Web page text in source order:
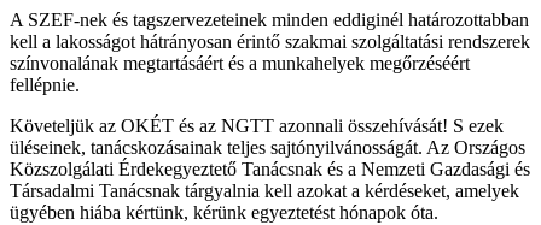
A SZEF-nek és tagszervezeteinek minden eddiginél határozottabban
kell a lakosságot hátrányosan érintő szakmai szolgáltatási rendszerek
színvonalának megtartásáért és a munkahelyek megőrzéséért
fellépnie.
Követeljük az OKÉT és az NGTT azonnali összehívását! S ezek
üléseinek, tanácskozásainak teljes sajtónyilvánosságát. Az Országos
Közszolgálati Érdekegyeztető Tanácsnak és a Nemzeti Gazdasági és
Társadalmi Tanácsnak tárgyalnia kell azokat a kérdéseket, amelyek
ügyében hiába kértünk, kérünk egyeztetést hónapok óta.